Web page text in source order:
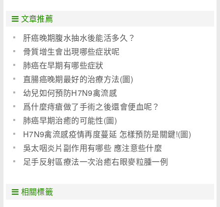
文章推薦
肝癌晚期腹水抽水後能活多久？
骨質增生會出現哪些症狀呢
肺癌在早期有哪些症狀
直腸癌晚期最好的治療方法(圖)
幼兒如何預防H7N9禽流感
爲什麼痔瘡做了手術之後還會便血呢？
肺癌早期治癒的可能性(圖)
H7N9禽流感疫情再度蔓延 怎樣預防是關鍵!(圖)
吳太咽炎片副作用有哪些 應注意些什麼
足手反射區療法一次治癒右眼麥粒腫一例
相關標籤